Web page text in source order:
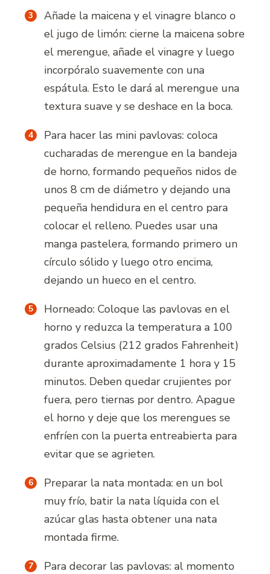
Añade la maicena y el vinagre blanco o
el jugo de limón: cierne la maicena sobre
el merengue, añade el vinagre y luego
incorpóralo suavemente con una
espátula. Esto le dará al merengue una
textura suave y se deshace en la boca.
Para hacer las mini pavlovas: coloca
cucharadas de merengue en la bandeja
de horno, formando pequeños nidos de
unos 8 cm de diámetro y dejando una
pequeña hendidura en el centro para
colocar el relleno. Puedes usar una
manga pastelera, formando primero un
círculo sólido y luego otro encima,
dejando un hueco en el centro.
Horneado: Coloque las pavlovas en el
horno y reduzca la temperatura a 100
grados Celsius (212 grados Fahrenheit)
durante aproximadamente 1 hora y 15
minutos. Deben quedar crujientes por
fuera, pero tiernas por dentro. Apague
el horno y deje que los merengues se
enfríen con la puerta entreabierta para
evitar que se agrieten.
Preparar la nata montada: en un bol
muy frío, batir la nata líquida con el
azúcar glas hasta obtener una nata
montada firme.
Para decorar las pavlovas: al momento